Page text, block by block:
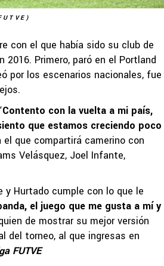
con el que había sido su club de
Primero, paró en el Portland
por los escenarios nacionales, fue
Contento con la vuelta a mi país,
que estamos creciendo poco
que compartirá camerino con
Velásquez, Joel Infante,
Hurtado cumple con lo que le
el juego que me gusta a mí y
de mostrar su mejor versión
del torneo, al que ingresas en
FUTVE